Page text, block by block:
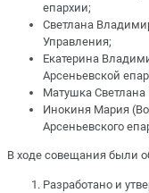
епархии;
Светлана
Управления;
Екатерина
Арсеньевской
Матушка Светлана
Инокиня Мария
Арсеньевского
В ходе совещания были
Разработано и